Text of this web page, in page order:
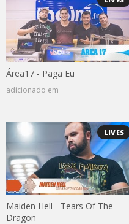
Área17 - Paga Eu
adicionado em
LIVES
Maiden Hell - Tears Of The
Dragon